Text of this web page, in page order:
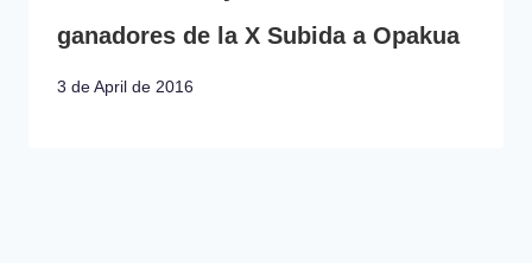
ganadores de la X Subida a Opakua
3 de April de 2016